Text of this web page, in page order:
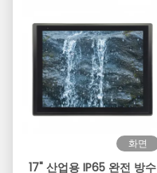
화면
17" 산업용 IP65 완전 방수